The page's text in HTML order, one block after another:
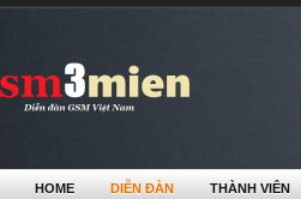
HOME DIỄN ĐÀN THÀNH VIÊN